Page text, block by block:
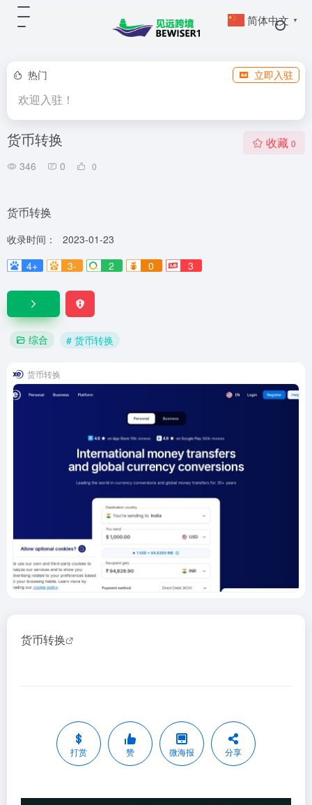
热门 立即入驻
欢迎入驻！
货币转换
346 0 0
收藏 0
货币转换
收录时间：
2023-01-23
4+
3- 2 0 3
综合 # 货币转换
货币转换
货币转换
打赏 赞 微海报 分享
简体中文 ▼